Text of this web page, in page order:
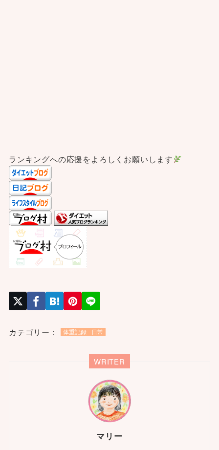
ランキングへの応援をよろしくお願いします
カテゴリー： 体重記録 日常
WRITER
マリー